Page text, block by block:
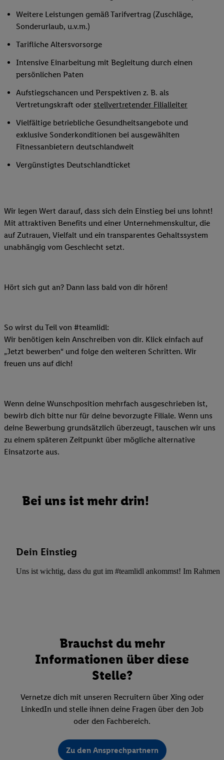
Weitere Leistungen gemäß Tarifvertrag (Zuschläge,
Sonderurlaub, u.v.m.)
Tarifliche Altersvorsorge
Intensive Einarbeitung mit Begleitung durch einen
persönlichen Paten
Aufstiegschancen und Perspektiven z. B. als
Vertretungskraft oder stellvertretender Filialleiter
Vielfältige betriebliche Gesundheitsangebote und
exklusive Sonderkonditionen bei ausgewählten
Fitnessanbietern deutschlandweit
Vergünstigtes Deutschlandticket
Wir legen Wert darauf, dass sich dein Einstieg bei uns lohnt!
Mit attraktiven Benefits und einer Unternehmenskultur, die
auf Zutrauen, Vielfalt und ein transparentes Gehaltssystem
unabhängig vom Geschlecht setzt.
Hört sich gut an? Dann lass bald von dir hören!
So wirst du Teil von #teamlidl:
Wir benötigen kein Anschreiben von dir. Klick einfach auf
„Jetzt bewerben“ und folge den weiteren Schritten. Wir
freuen uns auf dich!
Wenn deine Wunschposition mehrfach ausgeschrieben ist,
bewirb dich bitte nur für deine bevorzugte Filiale. Wenn uns
deine Bewerbung grundsätzlich überzeugt, tauschen wir uns
zu einem späteren Zeitpunkt über mögliche alternative
Einsatzorte aus.
Bei uns ist mehr drin!
Dein Einstieg
Uns ist wichtig, dass du gut im #teamlidl ankommst! Im Rahmen
Brauchst du mehr
Informationen über diese
Stelle?
Vernetze dich mit unseren Recruitern über Xing oder
LinkedIn und stelle ihnen deine Fragen über den Job
oder den Fachbereich.
Zu den Ansprechpartnern